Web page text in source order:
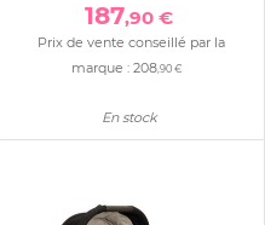
187,90 €
Prix de vente conseillé par la
marque : 208,90 €
En stock